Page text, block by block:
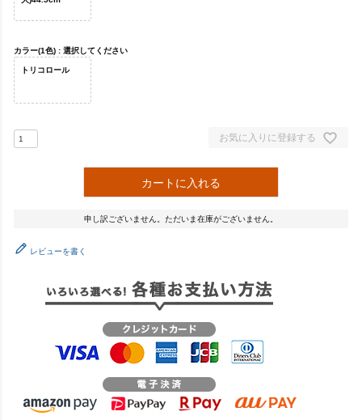
カラー(1色) 選択してください
トリコロール
お気に入りに登録する
カートに入れる
申し訳ございません。ただいま在庫がございません。
レビューを書く